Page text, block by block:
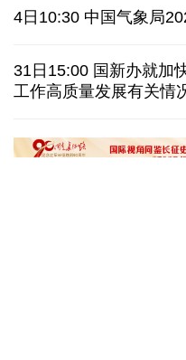
泰国暖武里府行政组织
西班牙对意大利“报复”
4日10:30 中国气象局
31日15:00 国新办就加
工作高质量发展有关情